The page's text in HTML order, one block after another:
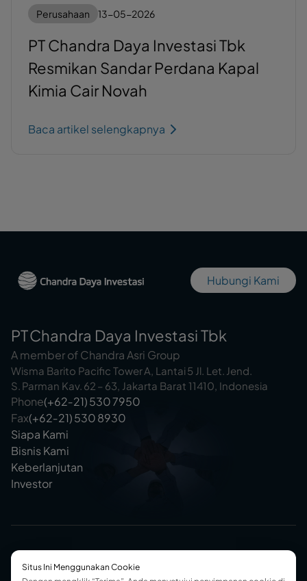
Situs Ini Menggunakan Cookie
Perusahaan 13-05-2026
PT Chandra Daya Investasi Tbk
Resmikan Sandar Perdana Kapal
Kimia Cair Novah
Baca artikel selengkapnya
Hubungi Kami
PT Chandra Daya Investasi Tbk
A member of Chandra Asri Group
Wisma Barito Pacific Tower A, Lantai 5 Jl. Let. Jend.
S. Parman Kav. 62 – 63, Jakarta Barat 11410, Indonesia
Phone(+62‑21) 530 7950
Fax(+62‑21) 530 8930
Siapa Kami
Bisnis Kami
Keberlanjutan
Investor